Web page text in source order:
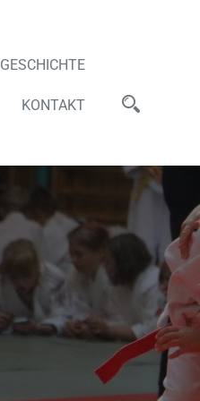
GESCHICHTE
KONTAKT